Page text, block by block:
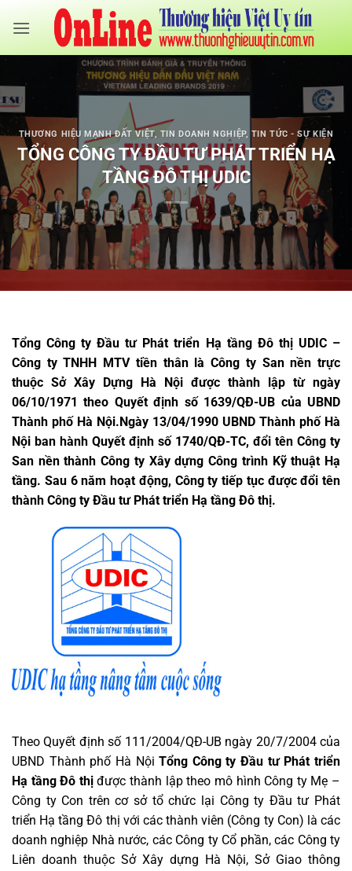
qua
THƯƠNG HIỆU MẠNH ĐẤT VIỆT, TIN DOANH NGHIỆP, TIN TỨC - SỰ KIỆN
TỔNG CÔNG TY ĐẦU TƯ PHÁT TRIỂN HẠ
TẦNG ĐÔ THỊ UDIC
Tổng Công ty Đầu tư Phát triển Hạ tầng Đô thị UDIC –
Công ty TNHH MTV tiền thân là Công ty San nền trực
thuộc Sở Xây Dựng Hà Nội được thành lập từ ngày
06/10/1971 theo Quyết định số 1639/QĐ-UB của UBND
Thành phố Hà Nội.Ngày 13/04/1990 UBND Thành phố Hà
Nội ban hành Quyết định số 1740/QĐ-TC, đổi tên Công ty
San nền thành Công ty Xây dựng Công trình Kỹ thuật Hạ
tầng. Sau 6 năm hoạt động, Công ty tiếp tục được đổi tên
thành Công ty Đầu tư Phát triển Hạ tầng Đô thị.
Theo Quyết định số 111/2004/QĐ-UB ngày 20/7/2004 của
UBND Thành phố Hà NộiTổng Công ty Đầu tư Phát triển
Hạ tầng Đô thịđược thành lập theo mô hình Công ty Mẹ –
Công ty Con trên cơ sở tổ chức lại Công ty Đầu tư Phát
triển Hạ tầng Đô thị với các thành viên (Công ty Con) là các
doanh nghiệp Nhà nước, các Công ty Cổ phần, các Công ty
Liên doanh thuộc Sở Xây dựng Hà Nội, Sở Giao thông